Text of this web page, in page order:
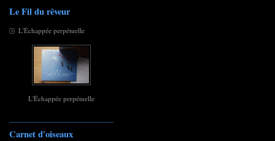
Le Fil du rêveur
L'Échappée perpétuelle
L'Échappée perpétuelle
Carnet d'oiseaux